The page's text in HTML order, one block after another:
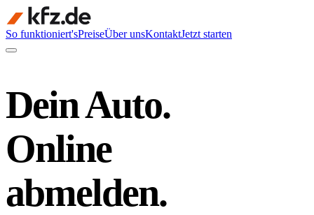
So funktioniert'sPreiseÜber unsKontaktJetzt starten
Dein Auto.
Online
abmelden.